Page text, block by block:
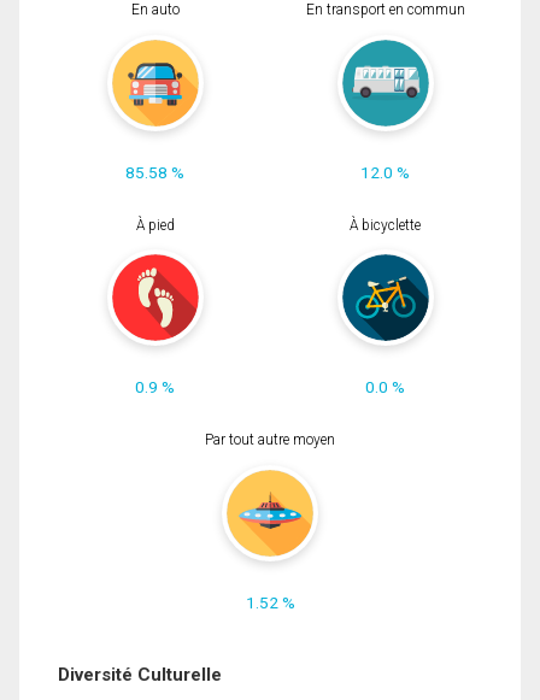
En auto
85.58 %
En transport en commun
12.0 %
À pied
0.9 %
À bicyclette
0.0 %
Par tout autre moyen
1.52 %
Diversité Culturelle